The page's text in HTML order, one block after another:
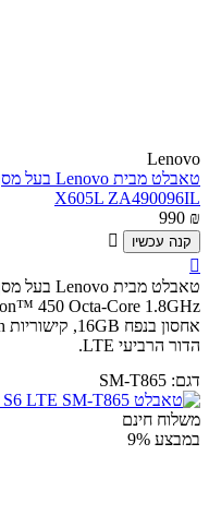
Lenovo
X605L ZA490096IL
990 ₪
קנה עכשיו


הדור הרביעי LTE.
דגם: SM-T865
משלוח חינם
במבצע 9%